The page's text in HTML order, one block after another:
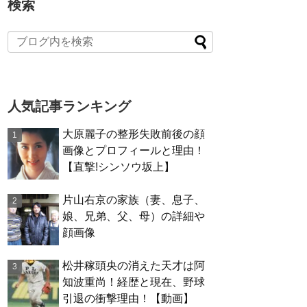
検索
人気記事ランキング
大原麗子の整形失敗前後の顔
画像とプロフィールと理由！
【直撃!シンソウ坂上】
片山右京の家族（妻、息子、
娘、兄弟、父、母）の詳細や
顔画像
松井稼頭央の消えた天才は阿
知波重尚！経歴と現在、野球
引退の衝撃理由！【動画】